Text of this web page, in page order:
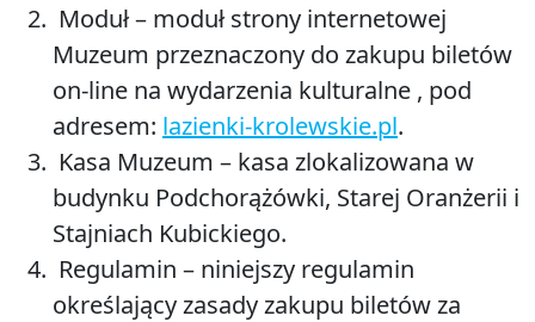
Moduł– moduł strony internetowej
Muzeum przeznaczony do zakupu biletów
on-line na wydarzenia kulturalne , pod
adresem: lazienki-krolewskie.pl.
Kasa Muzeum – kasa zlokalizowana w
budynku Podchorążówki, Starej Oranżerii i
Stajniach Kubickiego.
Regulamin – niniejszy regulamin
określający zasady zakupu biletów za